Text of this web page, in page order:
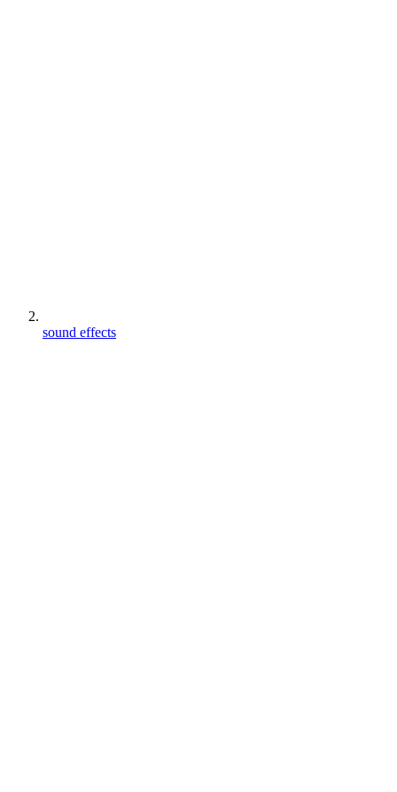
sound effects